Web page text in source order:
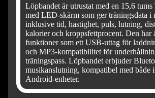
Löpbandet är utrustat med en 15,6
med LED-skärm som ger träningsdata i
inklusive tid, hastighet, puls, lutning,
kalorier och kroppsfettprocent. Den har
funktioner som ett USB-uttag för
och MP3-kompatibilitet för
träningspass. Löpbandet erbjuder
musikanslutning, kompatibel med både
Android-enheter.